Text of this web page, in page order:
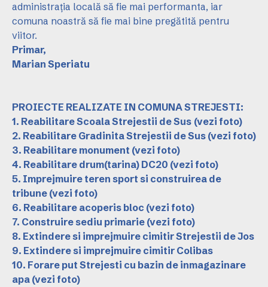
administrația locală să fie mai performanta, iar
comuna noastră să fie mai bine pregătită pentru
viitor.
Primar,
Marian Speriatu
PROIECTE REALIZATE IN COMUNA STREJESTI:
1. Reabilitare Scoala Strejestii de Sus (vezi foto)
2. Reabilitare Gradinita Strejestii de Sus (vezi foto)
3. Reabilitare monument (vezi foto)
4. Reabilitare drum(tarina) DC20 (vezi foto)
5. Imprejmuire teren sport si construirea de
tribune (vezi foto)
6. Reabilitare acoperis bloc (vezi foto)
7. Construire sediu primarie (vezi foto)
8. Extindere si imprejmuire cimitir Strejestii de Jos
9. Extindere si imprejmuire cimitir Colibas
10. Forare put Strejesti cu bazin de inmagazinare
apa (vezi foto)